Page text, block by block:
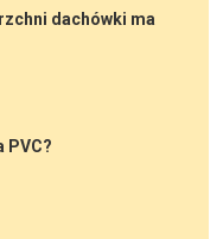
dachówki ma
PVC?